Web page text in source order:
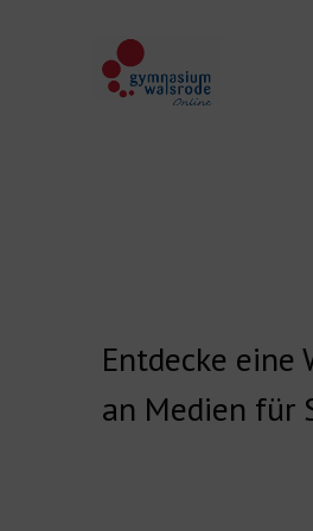
Entdecke
an Medien für